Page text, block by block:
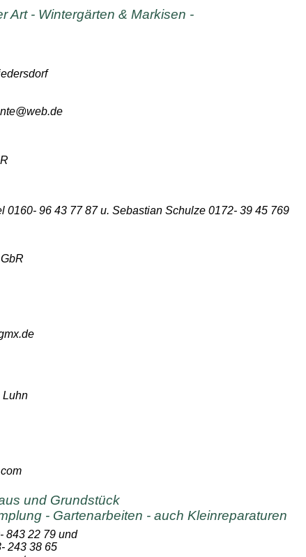
Art - Wintergärten & Markisen -
0160- 96 43 77 87 u. Sebastian Schulze 0172- 39 45 769
Luhn
und Grundstück
- Gartenarbeiten - auch Kleinreparaturen
843 22 79 und
243 38 65